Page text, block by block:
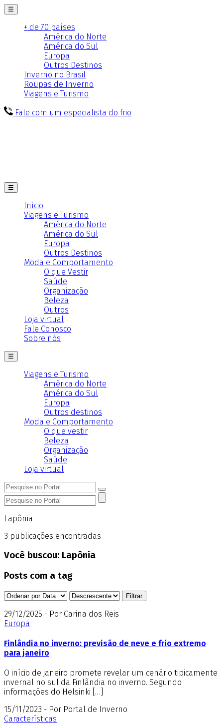
☰
+ de 70 países
América do Norte
América do Sul
Europa
Outros Destinos
Inverno no Brasil
Roupas de Inverno
Viagens e Turismo
Fale com um especialista do frio
☰
Início
Viagens e Turismo
América do Norte
América do Sul
Europa
Outros Destinos
Moda e Comportamento
O que Vestir
Saúde
Organização
Beleza
Outros
Loja virtual
Fale Conosco
Sobre nós
☰
Viagens e Turismo
América do Norte
América do Sul
Europa
Outros destinos
Moda e Comportamento
O que vestir
Beleza
Organização
Saúde
Loja virtual
Lapônia
3 publicações encontradas
Você buscou: Lapônia
Posts com a tag
29/12/2025 - Por Carina dos Reis
Europa
Finlândia no inverno: previsão de neve e frio extremo
para janeiro
O início de janeiro promete revelar um cenário tipicamente
invernal no sul da Finlândia no inverno. Segundo
informações do Helsinki […]
15/11/2023 - Por Portal de Inverno
Características